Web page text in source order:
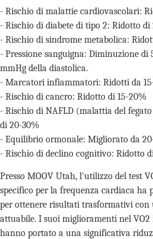
- Rischio di malattie cardiovascolari:
- Rischio di diabete di tipo 2: Ridotto di
- Rischio di sindrome metabolica:
- Pressione sanguigna: Diminuzione di
mmHg della diastolica.
- Marcatori infiammatori: Ridotti da
- Rischio di cancro: Ridotto di 15-20%
- Rischio di NAFLD (malattia del
di 20-30%
- Equilibrio ormonale: Migliorato da
- Rischio di declino cognitivo: Ridotto
Presso MOOV Utah, l'utilizzo del test
specifico per la frequenza cardiaca ha
per ottenere risultati trasformativi con
attuabile. I suoi miglioramenti nel VO2
hanno portato a una significativa